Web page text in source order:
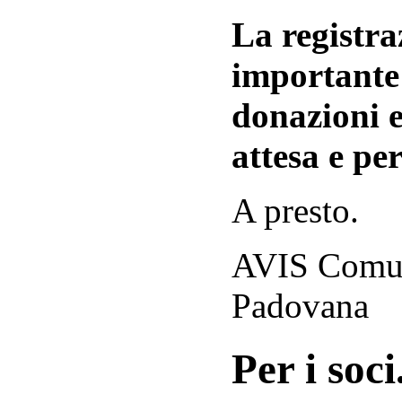
La
donazioni
attesa e
A presto.
AVIS
Padovana
Per i